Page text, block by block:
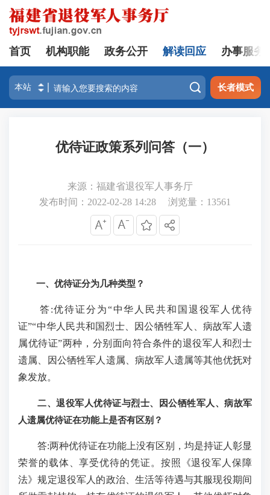
首页 机构职能 政务公开 解读回应 办事服务
 长者模式
优待证政策系列问答（一）
来源：福建省退役军人事务厅
发布时间：2022-02-28 14:28
浏览量： 13561
一、优待证分为几种类型？
答:优待证分为“中华人民共和国退役军人优待
证”“中华人民共和国烈士、因公牺牲军人、病故军人遗
属优待证”两种，分别面向符合条件的退役军人和烈士
遗属、因公牺牲军人遗属、病故军人遗属等其他优抚对
象发放。
二、退役军人优待证与烈士、因公牺牲军人、病故军
人遗属优待证在功能上是否有区别？
答:两种优待证在功能上没有区别，均是持证人彰显
荣誉的载体、享受优待的凭证。按照《退役军人保障
法》规定退役军人的政治、生活等待遇与其服现役期间